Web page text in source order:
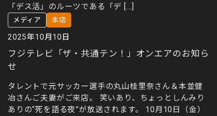
「デス活」のルーツである「デ […]
メディア 本店
2025年10月10日
フジテレビ「ザ・共通テン！」オンエアのお知ら
せ
タレントで元サッカー選手の丸山桂里奈さん＆本並健
冶さんご夫妻がご来店。 笑いあり、ちょっとしんみり
ありの“死を語る夜”が放送されます。 10月10日（金）